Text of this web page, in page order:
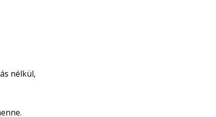
nélkül,